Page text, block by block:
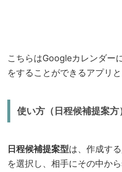
こちらはGoogleカレンダー
をすることができるアプリと
使い方（日程候補提案方
日程候補提案型は、作成す
を選択し、相手にその中か